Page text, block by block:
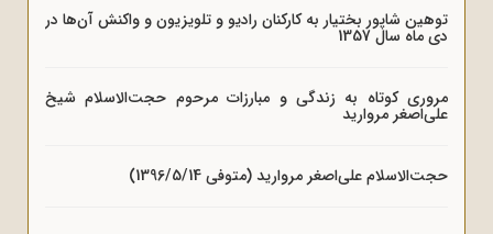
توهین شاپور بختیار به کارکنان رادیو و تلویزیون و واکنش آن‌ها در
دی ماه سال 1357
مروری کوتاه به زندگی و مبارزات مرحوم حجت‌الاسلام شیخ
علی‌اصغر مروارید
حجت‌الاسلام علی‌اصغر مروارید (متوفی 1396/5/14)